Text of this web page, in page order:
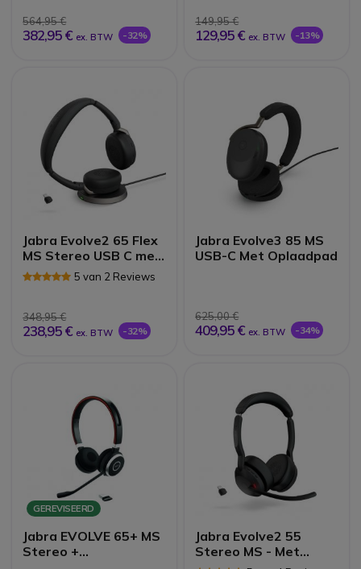
564,95 €
382,95 € ex. BTW -32%
149,95 €
129,95 € ex. BTW -13%
Jabra Evolve2 65 Flex
MS Stereo USB C met
Oplaadbasis5 van 2 Reviews
348,95 €
238,95 € ex. BTW -32%
Jabra Evolve3 85 MS
USB-C Met Oplaadpad
625,00 €
409,95 € ex. BTW -34%
GEREVISEERD
Jabra EVOLVE 65+ MS
Stereo +
Jabra Evolve2 55
Stereo MS - Met